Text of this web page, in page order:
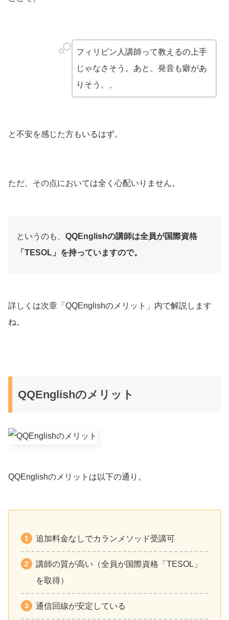
フィリピン人講師って教えるの上手
じゃなさそう。あと、発音も癖があ
りそう、、
と不安を感じた方もいるはず。
ただ、その点においては全く心配いりません。
というのも、 QQEnglishの講師は全員が国際資格
「TESOL」を持っていますので。
詳しくは次章「QQEnglishのメリット」内で解説します
ね。
QQEnglishのメリット
QQEnglishのメリットは以下の通り。
追加料金なしでカランメソッド受講可
講師の質が高い（全員が国際資格「TESOL」
を取得）
通信回線が安定している